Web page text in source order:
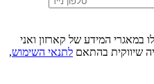
במאגרי המידע של קארזון ואני
שיווקית בהתאם לתנאי השימוש,